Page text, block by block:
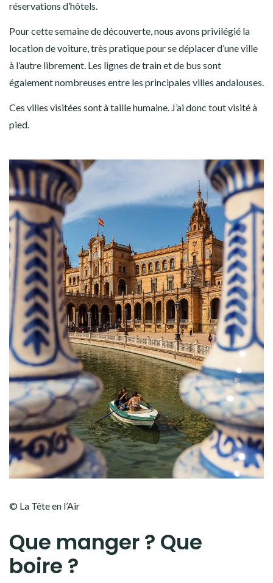
réservations d’hôtels.
Pour cette semaine de découverte, nous avons privilégié la
location de voiture, très pratique pour se déplacer d’une ville
à l’autre librement. Les lignes de train et de bus sont
également nombreuses entre les principales villes andalouses.
Ces villes visitées sont à taille humaine. J’ai donc tout visité à
pied.
© La Tête en l’Air
Que manger ? Que
boire ?